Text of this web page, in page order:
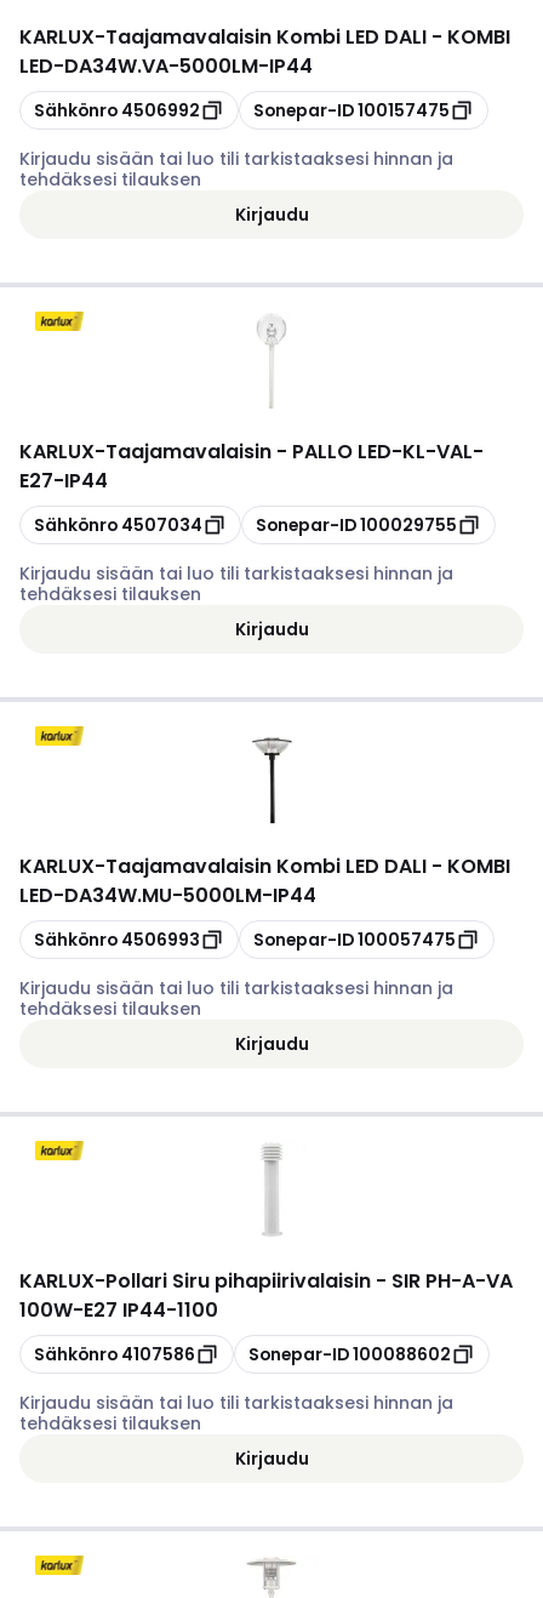
KARLUX-Taajamavalaisin Kombi LED DALI - KOMBI
LED-DA34W.VA-5000LM-IP44
Kopioi
Sähkönro 4506992 Kopioi
Sonepar-ID100157475
Kirjaudu sisään tai luo tili tarkistaaksesi hinnan ja
tehdäksesi tilauksen
Kirjaudu
KARLUX-Taajamavalaisin - PALLO LED-KL-VAL-
E27-IP44
Kopioi
Sähkönro 4507034 Kopioi
Sonepar-ID100029755
Kirjaudu sisään tai luo tili tarkistaaksesi hinnan ja
tehdäksesi tilauksen
Kirjaudu
KARLUX-Taajamavalaisin Kombi LED DALI - KOMBI
LED-DA34W.MU-5000LM-IP44
Kopioi
Sähkönro 4506993 Kopioi
Sonepar-ID100057475
Kirjaudu sisään tai luo tili tarkistaaksesi hinnan ja
tehdäksesi tilauksen
Kirjaudu
KARLUX-Pollari Siru pihapiirivalaisin - SIR PH-A-VA
100W-E27 IP44-1100
Kopioi
Sähkönro 4107586 Kopioi
Sonepar-ID100088602
Kirjaudu sisään tai luo tili tarkistaaksesi hinnan ja
tehdäksesi tilauksen
Kirjaudu